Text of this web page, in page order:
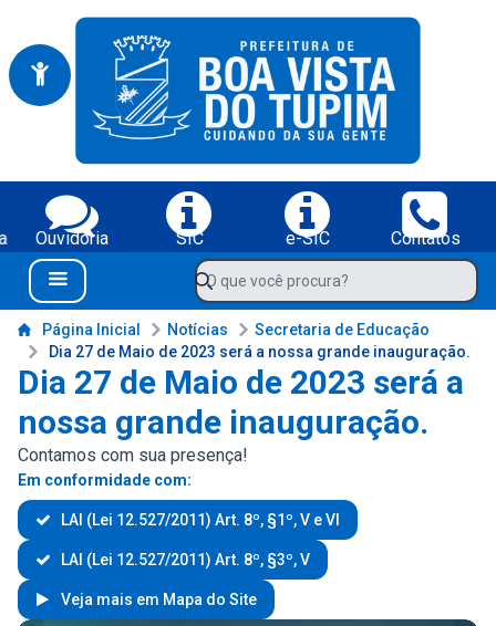
Portal da Prefeitura Municipal de Boa Vista do Tupim-BA
Serviços da Prefeitura Municipal de Boa Vista do Tupim-BA;
Ouvidoria SIC e-SIC
Contatos
Navegue pelo portal da Prefeitura de Boa Vista do Tupim-BA
Menu Bar
O que você procura?
Conteúdo da Prefeitura de Boa Vista do Tupim-BA
Página Inicial Notícias
Secretaria de Educação
Dia 27 de Maio de 2023 será a nossa grande inauguração.
Dia 27 de Maio de 2023 será a
nossa grande inauguração.
Contamos com sua presença!
Em conformidade com:
LAI (Lei 12.527/2011) Art. 8º, §1º, V e VI
LAI (Lei 12.527/2011) Art. 8º, §3º, V
Veja mais em Mapa do Site